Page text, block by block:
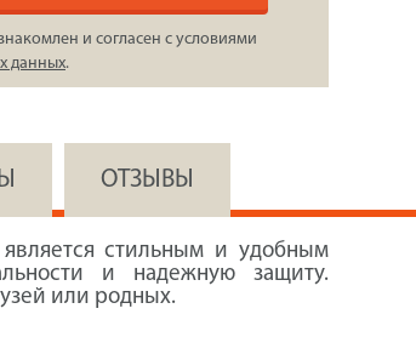
и согласен с условиями
данных.
ОТЗЫВЫ
стильным и удобным
и надежную защиту.
или родных.